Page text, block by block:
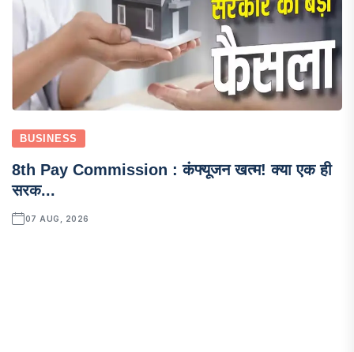
BUSINESS
8th Pay Commission : कंफ्यूजन खत्म! क्या एक ही
सरक...
07 AUG, 2026